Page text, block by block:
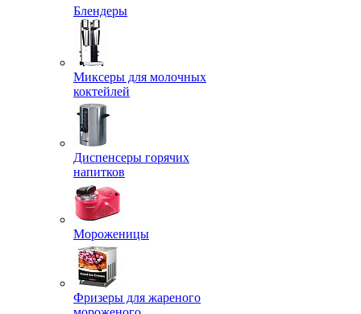
Блендеры
Миксеры для молочных
коктейлей
Диспенсеры горячих
напитков
Мороженицы
Фризеры для жареного